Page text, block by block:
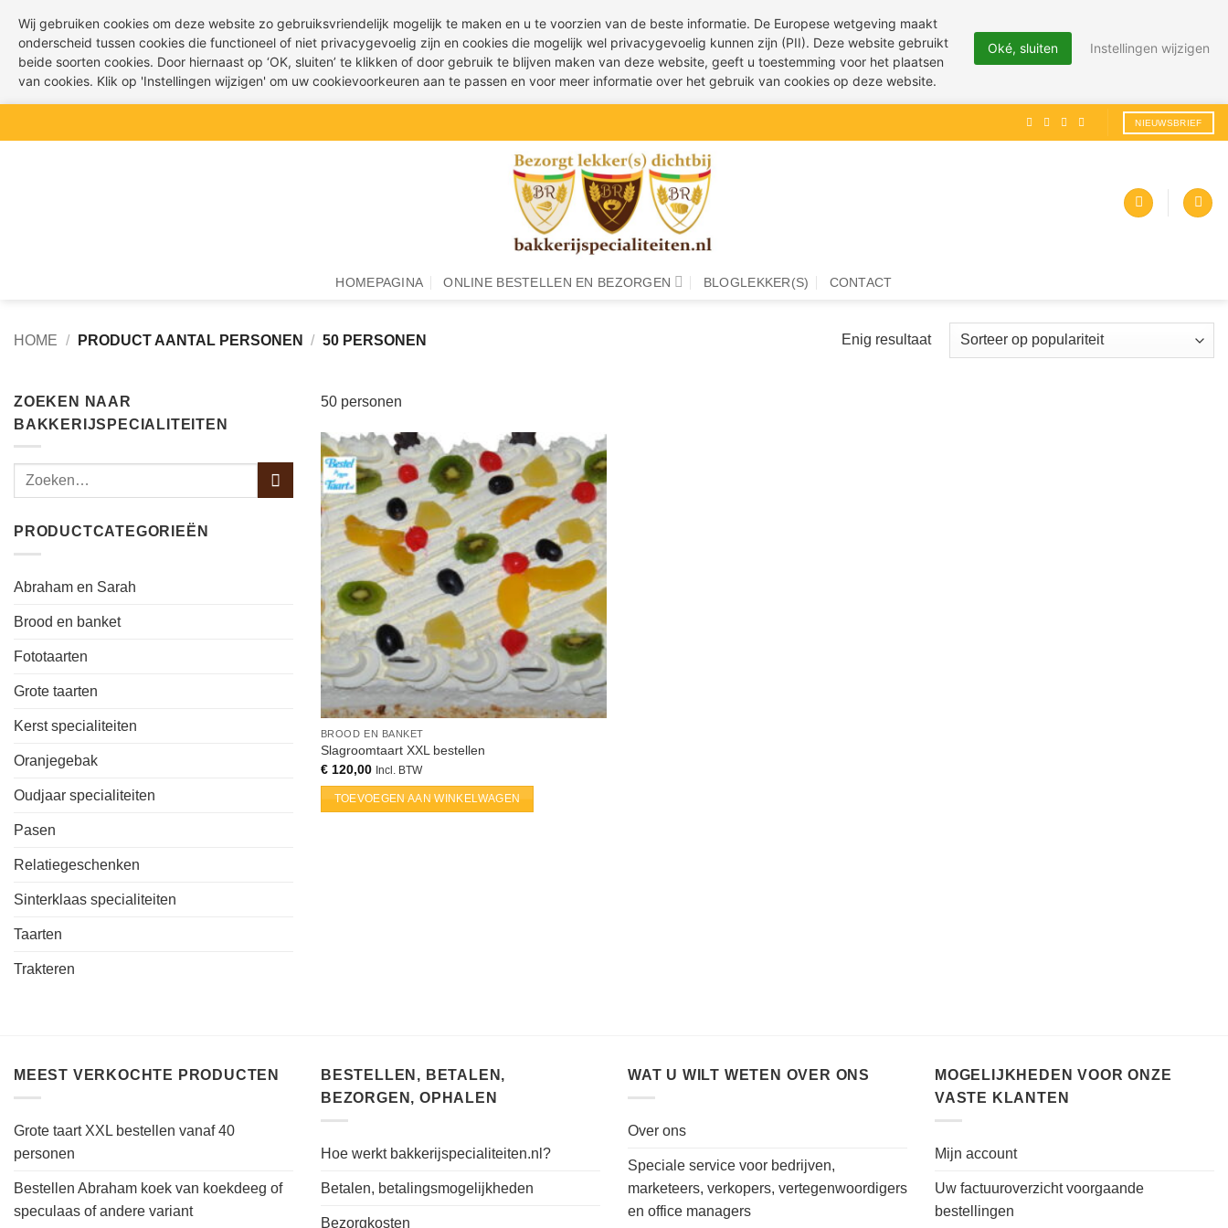
naar
NIEUWSBRIEF
HOMEPAGINA ONLINE BESTELLEN EN BEZORGEN BLOGLEKKER(S) CONTACT
HOME / PRODUCT AANTAL PERSONEN / 50 PERSONEN Enig resultaat
ZOEKEN NAAR
BAKKERIJSPECIALITEITEN
PRODUCTCATEGORIEËN
Abraham en Sarah
Brood en banket
Fototaarten
Grote taarten
Kerst specialiteiten
Oranjegebak
Oudjaar specialiteiten
Pasen
Relatiegeschenken
Sinterklaas specialiteiten
Taarten
Trakteren
50 personen
BROOD EN BANKET
Slagroomtaart XXL bestellen
€120,00 Incl. BTW
TOEVOEGEN AAN WINKELWAGEN
MEEST VERKOCHTE PRODUCTEN
Grote taart XXL bestellen vanaf 40
personen
Bestellen Abraham koek van koekdeeg of
speculaas of andere variant
BESTELLEN, BETALEN,
BEZORGEN, OPHALEN
Hoe werkt bakkerijspecialiteiten.nl?
Betalen, betalingsmogelijkheden
Bezorgkosten
WAT U WILT WETEN OVER ONS
Over ons
Speciale service voor bedrijven,
marketeers, verkopers, vertegenwoordigers
en office managers
MOGELIJKHEDEN VOOR ONZE
VASTE KLANTEN
Mijn account
Uw factuuroverzicht voorgaande
bestellingen
Wij gebruiken cookies om deze website zo gebruiksvriendelijk mogelijk te maken en u te voorzien van de beste informatie. De Europese wetgeving maakt
onderscheid tussen cookies die functioneel of niet privacygevoelig zijn en cookies die mogelijk wel privacygevoelig kunnen zijn (PII). Deze website gebruikt
beide soorten cookies. Door hiernaast op ‘OK, sluiten’ te klikken of door gebruik te blijven maken van deze website, geeft u toestemming voor het plaatsen
van cookies. Klik op 'Instellingen wijzigen' om uw cookievoorkeuren aan te passen en voor meer informatie over het gebruik van cookies op deze website.
Oké, sluiten Instellingen wijzigen